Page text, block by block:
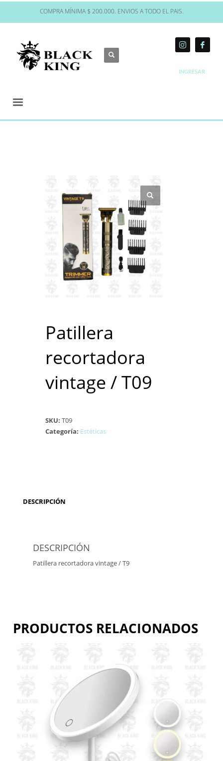
COMPRA MÍNIMA $ 200.000. ENVIOS A TODO EL PAIS.
INGRESAR
Patillera
recortadora
vintage / T09
SKU:T09
Categoría: Estéticas
DESCRIPCIÓN
DESCRIPCIÓN
Patillera recortadora vintage / T9
PRODUCTOS RELACIONADOS